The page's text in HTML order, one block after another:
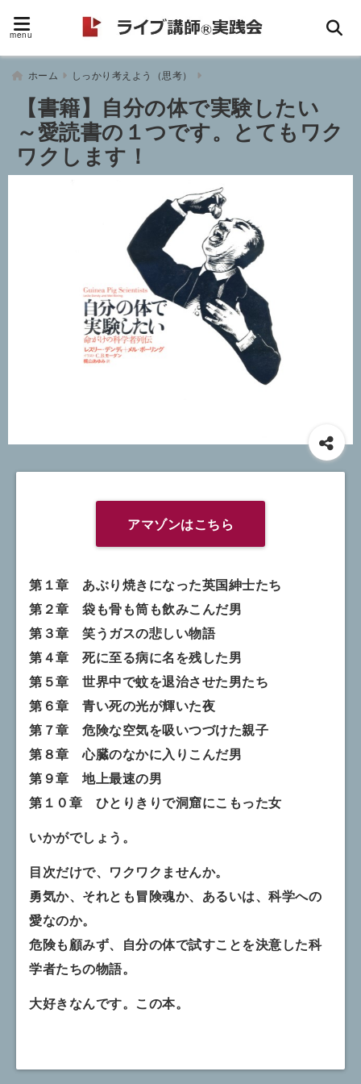
menu
ホーム しっかり考えよう（思考）
【書籍】自分の体で実験したい
～愛読書の１つです。とてもワク
ワクします！
アマゾンはこちら
第１章 あぶり焼きになった英国紳士たち
第２章 袋も骨も筒も飲みこんだ男
第３章 笑うガスの悲しい物語
第４章 死に至る病に名を残した男
第５章 世界中で蚊を退治させた男たち
第６章 青い死の光が輝いた夜
第７章 危険な空気を吸いつづけた親子
第８章 心臓のなかに入りこんだ男
第９章 地上最速の男
第１０章 ひとりきりで洞窟にこもった女
いかがでしょう。
目次だけで、ワクワクませんか。
勇気か、それとも冒険魂か、あるいは、科学への
愛なのか。
危険も顧みず、自分の体で試すことを決意した科
学者たちの物語。
大好きなんです。この本。